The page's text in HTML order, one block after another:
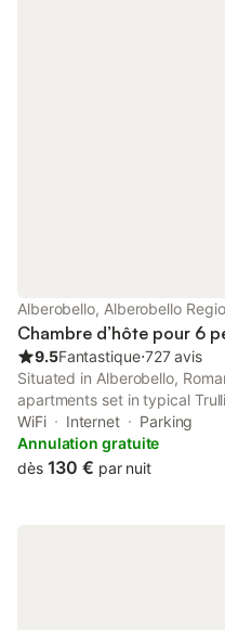
Alberobello, Alberobello
Chambre d’hôte pour 6
9.5Fantastique⋅727 avis
Situated in Alberobello,
apartments set in typical
has a living area with
hairdryer and free toiletries.
WiFi Internet
Parking
Annulation gratuite
dès 130 € par nuit